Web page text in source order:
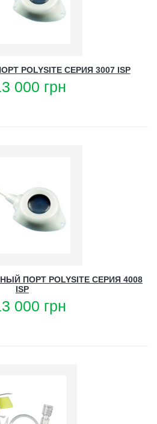
POLYSITE СЕРИЯ 3007 ISP
000 грн
ПОРТ POLYSITE СЕРИЯ 4008
ISP
000 грн